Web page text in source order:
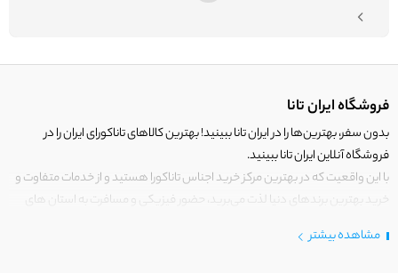
فروشگاه ایران تانا
بدون سفر، بهترین‌ها را در ایران تانا ببینید! بهترین کالاهای تاناکورای ایران را در
فروشگاه آنلاین ایران تانا ببینید.
با این واقعیت که در بهترین مرکز خرید اجناس تاناکورا هستید و از خدمات متفاوت و
خرید بهترین برندهای دنیا لذت می‌برید، حضور فیزیکی و مسافرت به استان های
درایرانتانا فقط کالاهایی قرار می‌گیرند که دارای ارزش خرید بالایی هستند.
مشاهده بیشتر